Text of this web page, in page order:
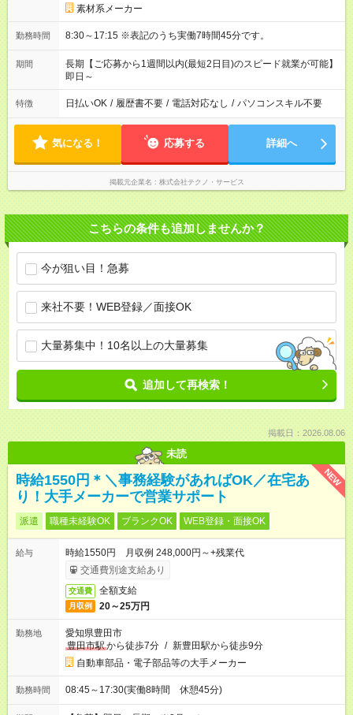
素材系メーカー
勤務時間 8:30～17:15 ※表記のうち実働7時間45分です。
期間
長期【ご応募から1週間以内(最短2日目)のスピード就業が可能】
即日～
特徴 日払いOK / 履歴書不要 / 電話対応なし / パソコンスキル不要
気になる！ 応募する 詳細へ
掲載元企業名 株式会社テクノ・サービス
こちらの条件も追加しませんか？
今が狙い目！急募
来社不要！WEB登録／面接OK
大量募集中！10名以上の大量募集
追加して再検索！
掲載日：2026.08.06
未読
NEW
時給1550円＊＼事務経験があればOK／在宅あ
り！大手メーカーで営業サポート
派遣 職種未経験OK ブランクOK WEB登録・面接OK
給与
時給1550円 月収例 248,000円～+残業代
交通費別途支給あり
交通費 全額支給
月収例 20～25万円
勤務地
愛知県豊田市
豊田市駅から徒歩7分 / 新豊田駅から徒歩9分
自動車部品・電子部品等の大手メーカー
勤務時間 08:45～17:30(実働8時間 休憩45分)